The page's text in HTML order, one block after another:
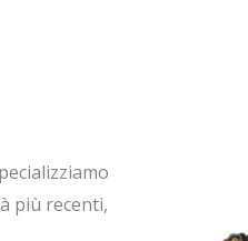
più recenti,